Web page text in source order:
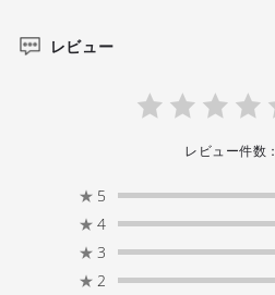
レビュー
レビュー件数：
★ 5
★ 4
★ 3
★ 2